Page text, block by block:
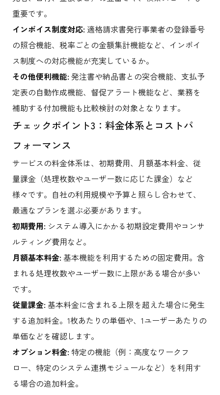
重要です。
インボイス制度対応: 適格請求書発行事業者の登録番号
の照合機能、税率ごとの金額集計機能など、インボイ
ス制度への対応機能が充実しているか。
その他便利機能: 発注書や納品書との突合機能、支払予
定表の自動作成機能、督促アラート機能など、業務を
補助する付加機能も比較検討の対象となります。
チェックポイント3：料金体系とコストパ
フォーマンス
サービスの料金体系は、初期費用、月額基本料金、従
量課金（処理枚数やユーザー数に応じた課金）など
様々です。自社の利用規模や予算と照らし合わせて、
最適なプランを選ぶ必要があります。
初期費用: システム導入にかかる初期設定費用やコンサ
ルティング費用など。
月額基本料金: 基本機能を利用するための固定費用。含
まれる処理枚数やユーザー数に上限がある場合が多い
です。
従量課金: 基本料金に含まれる上限を超えた場合に発生
する追加料金。1枚あたりの単価や、1ユーザーあたりの
単価などを確認します。
オプション料金: 特定の機能（例：高度なワークフ
ロー、特定のシステム連携モジュールなど）を利用す
る場合の追加料金。